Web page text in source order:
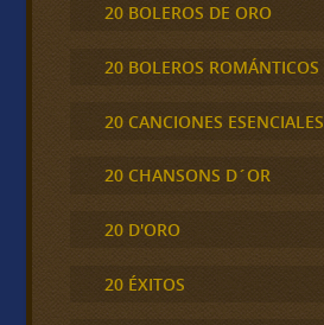
20 BOLEROS DE ORO
20 BOLEROS ROMÁNTICOS
20 CANCIONES ESENCIALES
20 CHANSONS D´OR
20 D'ORO
20 ÉXITOS